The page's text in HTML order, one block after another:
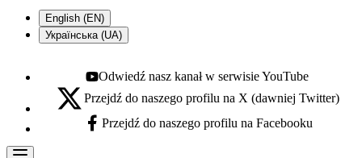
English (EN)
Українська (UA)
Youtube - otwiera się w nowej karcie
Odwiedź nasz kanał w serwisie YouTube
X - otwiera się w nowej karcie
Przejdź do naszego profilu na X (dawniej Twitter)
Facebook - otwiera się w nowej karcie
Przejdź do naszego profilu na Facebooku